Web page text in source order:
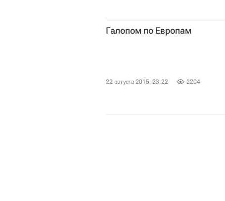
Галопом по Европам
22 августа 2015, 23:22 2204